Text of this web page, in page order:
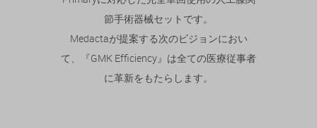
節手術器械セットです。
Medactaが提案する次のビジョンにおい
て、『GMK Efficiency』は全ての医療従事者
に革新をもたらします。